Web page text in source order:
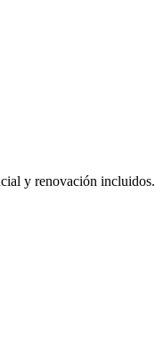
y renovación incluidos.